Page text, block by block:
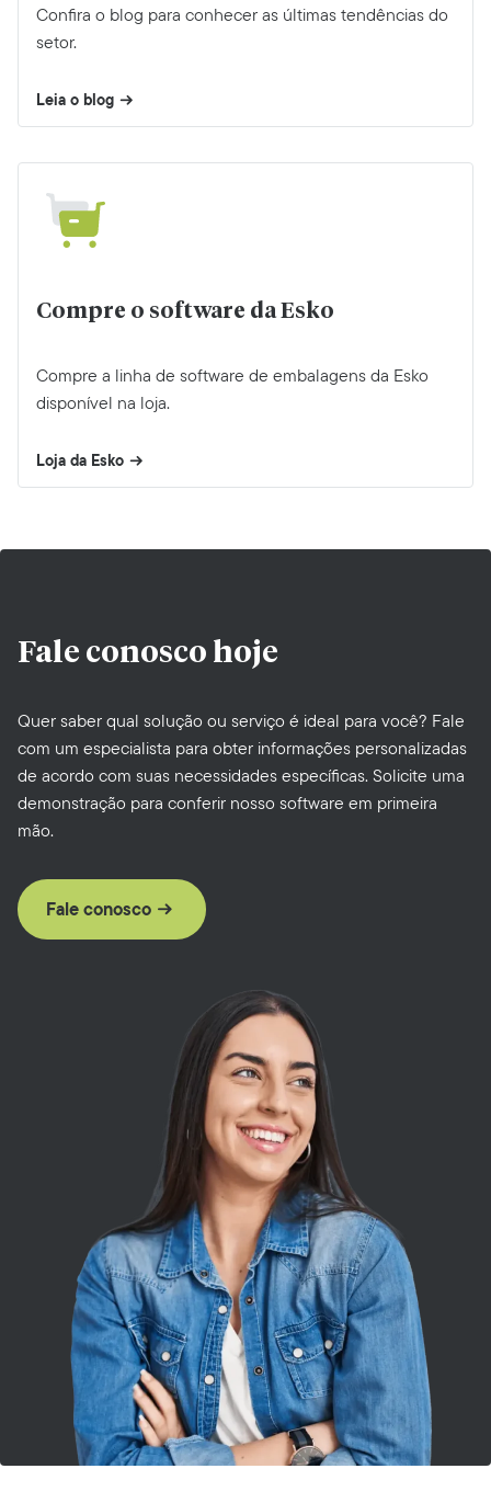
Confira o blog para conhecer as últimas tendências do
setor.
Leia o blog
Compre o software da Esko
Compre a linha de software de embalagens da Esko
disponível na loja.
Loja da Esko
Fale conosco hoje
Quer saber qual solução ou serviço é ideal para você? Fale
com um especialista para obter informações personalizadas
de acordo com suas necessidades específicas. Solicite uma
demonstração para conferir nosso software em primeira
mão.
Fale conosco